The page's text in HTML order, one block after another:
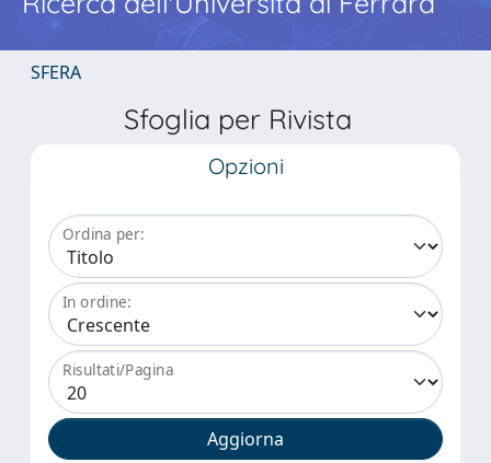
SFERA
Sfoglia per Rivista
Opzioni
Ordina per:
In ordine:
Risultati/Pagina